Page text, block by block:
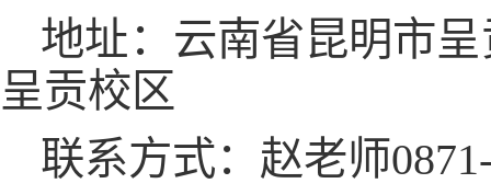
地址：云南省昆明市
呈贡校区
联系方式：赵老师